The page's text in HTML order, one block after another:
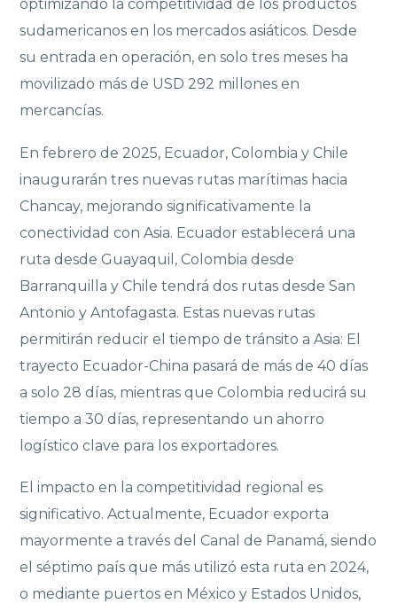
optimizando la competitividad de los productos
sudamericanos en los mercados asiáticos. Desde
su entrada en operación, en solo tres meses ha
movilizado más de USD 292 millones en
mercancías.
En febrero de 2025, Ecuador, Colombia y Chile
inaugurarán tres nuevas rutas marítimas hacia
Chancay, mejorando significativamente la
conectividad con Asia. Ecuador establecerá una
ruta desde Guayaquil, Colombia desde
Barranquilla y Chile tendrá dos rutas desde San
Antonio y Antofagasta. Estas nuevas rutas
permitirán reducir el tiempo de tránsito a Asia: El
trayecto Ecuador-China pasará de más de 40 días
a solo 28 días, mientras que Colombia reducirá su
tiempo a 30 días, representando un ahorro
logístico clave para los exportadores.
El impacto en la competitividad regional es
significativo. Actualmente, Ecuador exporta
mayormente a través del Canal de Panamá, siendo
el séptimo país que más utilizó esta ruta en 2024,
o mediante puertos en México y Estados Unidos,